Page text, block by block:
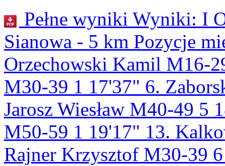
Pełne wyniki Wyniki: I
Sianowa - 5 km Pozycje
Orzechowski Kamil M16-
M30-39 1 17'37" 6.
Jarosz Wiesław M40-49 5
M50-59 1 19'17" 13.
Rajner Krzysztof M30-39